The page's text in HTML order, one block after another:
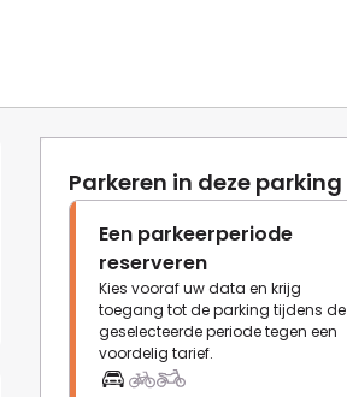
Parkeren in deze parking
Een parkeerperiode
reserveren
Kies vooraf uw data en krijg
toegang tot de parking tijdens de
geselecteerde periode tegen een
voordelig tarief.